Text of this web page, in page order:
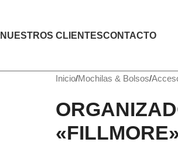
NUESTROS CLIENTESCONTACTO
Inicio Mochilas & Bolsos